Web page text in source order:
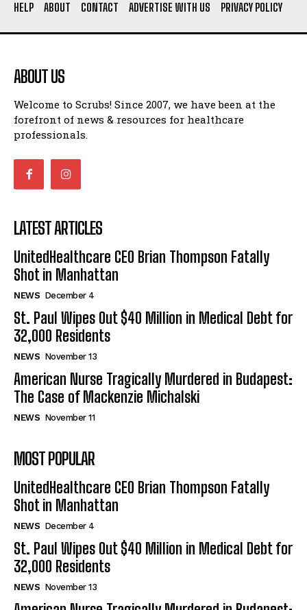
HELP ABOUT CONTACT ADVERTISE WITH US PRIVACY POLICY
ABOUT US
Welcome to Scrubs! Since 2007, we have been at the
forefront of news & resources for healthcare
professionals.
LATEST ARTICLES
UnitedHealthcare CEO Brian Thompson Fatally
Shot in Manhattan
NEWS December 4
St. Paul Wipes Out $40 Million in Medical Debt for
32,000 Residents
NEWS November 13
American Nurse Tragically Murdered in Budapest:
The Case of Mackenzie Michalski
NEWS November 11
MOST POPULAR
UnitedHealthcare CEO Brian Thompson Fatally
Shot in Manhattan
NEWS December 4
St. Paul Wipes Out $40 Million in Medical Debt for
32,000 Residents
NEWS November 13